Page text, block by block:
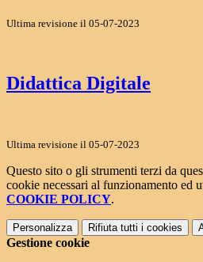
Ultima revisione il 05-07-2023
Didattica Digitale
Ultima revisione il 05-07-2023
Questo sito o gli strumenti terzi da
cookie necessari al funzionamento ed
COOKIE POLICY.
Personalizza Rifiuta tutti i cookies
Gestione cookie